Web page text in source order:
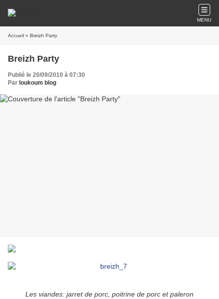
MENU
Accueil » Breizh Party
Breizh Party
Publié le 20/09/2010 à 07:30
Par loukoum blog
Les viandes: jarret de porc, poitrine de porc et paleron